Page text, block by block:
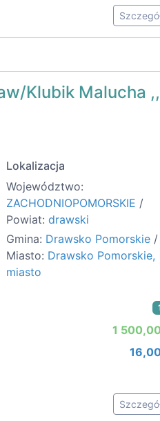
Klubik Malucha
Lokalizacja
Województwo:
ZACHODNIOPOMORSKIE /
Powiat: drawski
Gmina: Drawsko Pomorskie/
Miasto: Drawsko Pomorskie,
miasto
1